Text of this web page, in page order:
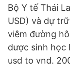
Bộ Y tế Thái
USD) và dự
viêm đường
dược sinh học
usd to vnd.